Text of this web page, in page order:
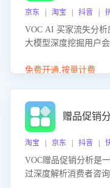
京东 | 淘宝 | 抖音 |
VOC AI 买家流失分
大模型深度挖掘用户
应延迟、竞品价格冲
免费开通,按量计费
赠品促销
淘宝 | 京东 | 抖音 |
VOC赠品促销分析是
过深度解析消费者咨